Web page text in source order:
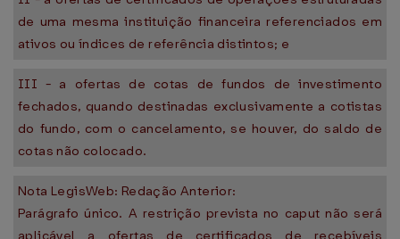
de uma mesma instituição financeira referenciados em
ativos ou índices de referência distintos; e
III - a ofertas de cotas de fundos de investimento
fechados, quando destinadas exclusivamente a cotistas
do fundo, com o cancelamento, se houver, do saldo de
cotas não colocado.
Nota LegisWeb: Redação Anterior:
Parágrafo único. A restrição prevista no caput não será
aplicável a ofertas de certificados de recebíveis